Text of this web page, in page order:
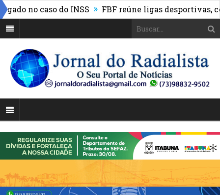
no caso do INSS » FBF reúne ligas desportivas,